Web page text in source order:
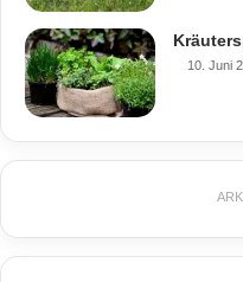
10. Juni